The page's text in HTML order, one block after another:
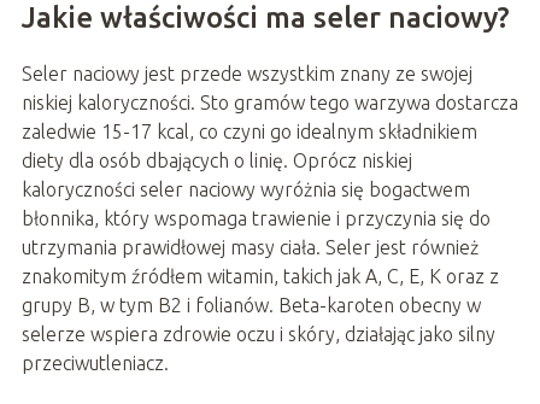
Jakie właściwości ma seler naciowy?
Seler naciowy jest przede wszystkim znany ze swojej
niskiej kaloryczności. Sto gramów tego warzywa dostarcza
zaledwie 15-17 kcal, co czyni go idealnym składnikiem
diety dla osób dbających o linię. Oprócz niskiej
kaloryczności seler naciowy wyróżnia się bogactwem
błonnika, który wspomaga trawienie i przyczynia się do
utrzymania prawidłowej masy ciała. Seler jest również
znakomitym źródłem witamin, takich jak A, C, E, K oraz z
grupy B, w tym B2 i folianów. Beta-karoten obecny w
selerze wspiera zdrowie oczu i skóry, działając jako silny
przeciwutleniacz.